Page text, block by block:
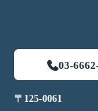
03-
〒125-0061